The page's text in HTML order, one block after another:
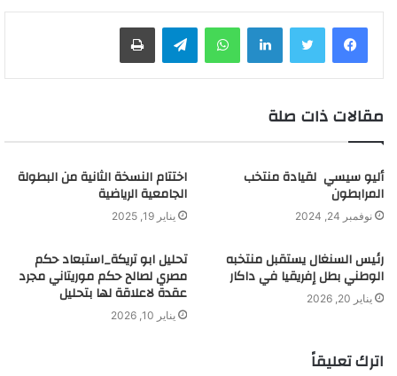
لينكدإن واتساب
مقالات ذات صلة
أليو سيسي لقيادة منتخب
المرابطون
نوفمبر 24, 2024
اختتام النسخة الثانية من البطولة
الجامعية الرياضية
يناير 19, 2025
رئيس السنغال يستقبل منتخبه
الوطني بطل إفريقيا في داكار
يناير 20, 2026
تحليل ابو تريكة_استبعاد حكم
مصري لصالح حكم موريتاني مجرد
عقدة لاعلاقة لها بتحليل
يناير 10, 2026
اترك تعليقاً